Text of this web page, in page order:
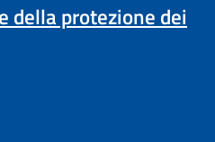
della protezione dei